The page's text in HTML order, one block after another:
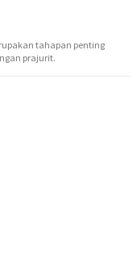
tahapan penting
prajurit.